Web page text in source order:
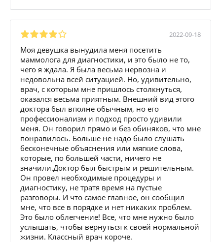
2022-09-18
Моя девушка вынудила меня посетить
маммолога для диагностики, и это было не то,
чего я ждала. Я была весьма нервозна и
недовольна всей ситуацией. Но, удивительно,
врач, с которым мне пришлось столкнуться,
оказался весьма приятным. Внешний вид этого
доктора был вполне обычным, но его
профессионализм и подход просто удивили
меня. Он говорил прямо и без обиняков, что мне
понравилось. Больше не надо было слушать
бесконечные объяснения или мягкие слова,
которые, по большей части, ничего не
значили.Доктор был быстрым и решительным.
Он провел необходимые процедуры и
диагностику, не тратя время на пустые
разговоры. И что самое главное, он сообщил
мне, что все в порядке и нет никаких проблем.
Это было облегчение! Все, что мне нужно было
услышать, чтобы вернуться к своей нормальной
жизни. Классный врач короче.